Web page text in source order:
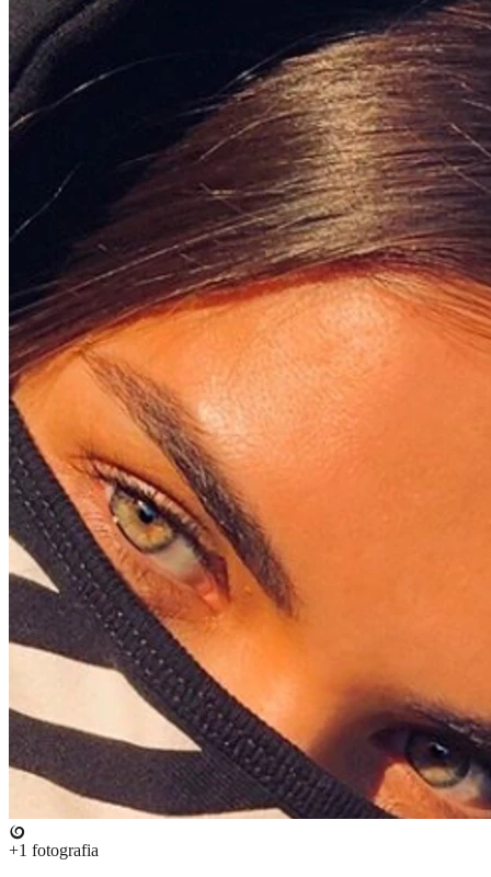
+1 fotografia